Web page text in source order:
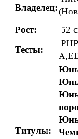
Владелец:
Рост:
52
Тесты:
Титулы: